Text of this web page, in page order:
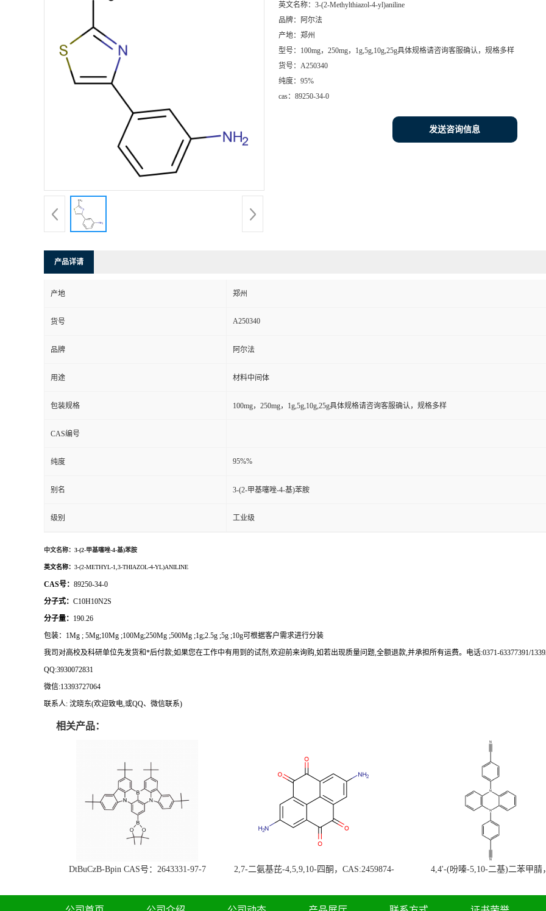
英文名称： 3-(2-Methylthiazol-4-yl)aniline
品牌：
阿尔法
产地： 郑州
型号： 100mg，250mg，1g,5g,10g,25g具体规格请咨询客服确认，规格多样
货号： A250340
纯度： 95%
cas： 89250-34-0
发送咨询信息
产品详请
产地 郑州
货号 A250340
品牌 阿尔法
用途 材料中间体
包装规格 100mg，250mg，1g,5g,10g,25g具体规格请咨询客服确认，规格多样
CAS编号
纯度 95%%
别名 3-(2-甲基噻唑-4-基)苯胺
级别 工业级
中文名称： 3-(2-甲基噻唑-4-基)苯胺
英文名称： 3-(2-METHYL-1,3-THIAZOL-4-YL)ANILINE
CAS号： 89250-34-0
分子式： C10H10N2S
分子量： 190.26
包装： 1Mg ; 5Mg;10Mg ;100Mg;250Mg ;500Mg ;1g;2.5g ;5g ;10g可根据客户需求进行分装
我司对高校及科研单位先发货和*后付款;如果您在工作中有用到的试剂,欢迎前来询购,如若出现质量问题,全额退款,并承担所有运费。电话:0371-63377391/
QQ:3930072831
微信:13393727064
联系人: 沈晓东(欢迎致电,或QQ、微信联系)
相关产品：
DtBuCzB-Bpin CAS号：2643331-97-7
2,7-二氨基芘-4,5,9,10-四酮，CAS:2459874-
4,4'-(吩嗪-5,10-二基)二苯甲腈